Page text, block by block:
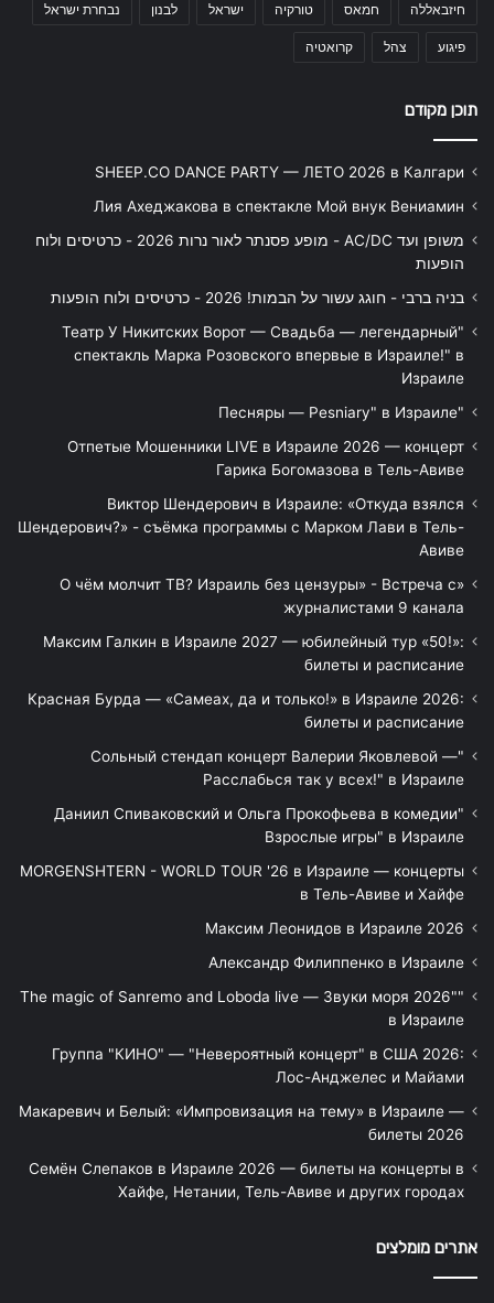
חיזבאללה חמאס טורקיה ישראל לבנון נבחרת ישראל
פיגוע צהל קרואטיה
תוכן מקודם
SHEEP.CO DANCE PARTY — ЛЕТО 2026 в Калгари
Лия Ахеджакова в спектакле Мой внук Вениамин
משופן ועד AC/DC - מופע פסנתר לאור נרות 2026 - כרטיסים ולוח
הופעות
בניה ברבי - חוגג עשור על הבמות! 2026 - כרטיסים ולוח הופעות
"Театр У Никитских Ворот — Свадьба — легендарный
спектакль Марка Розовского впервые в Израиле!" в
Израиле
"Песняры — Pesniary" в Израиле
Отпетые Мошенники LIVE в Израиле 2026 — концерт
Гарика Богомазова в Тель-Авиве
Виктор Шендерович в Израиле: «Откуда взялся
Шендерович?» - съёмка программы с Марком Лави в Тель-
Авиве
«О чём молчит ТВ? Израиль без цензуры» - Встреча с
журналистами 9 канала
Максим Галкин в Израиле 2027 — юбилейный тур «50!»:
билеты и расписание
Красная Бурда — «Самеах, да и только!» в Израиле 2026:
билеты и расписание
"Сольный стендап концерт Валерии Яковлевой —
Расслабься так у всех!" в Израиле
"Даниил Спиваковский и Ольга Прокофьева в комедии
Взрослые игры" в Израиле
MORGENSHTERN - WORLD TOUR '26 в Израиле — концерты
в Тель-Авиве и Хайфе
Максим Леонидов в Израиле 2026
Александр Филиппенко в Израиле
"The magic of Sanremo and Loboda live — Звуки моря 2026"
в Израиле
Группа "КИНО" — "Невероятный концерт" в США 2026:
Лос-Анджелес и Майами
Макаревич и Белый: «Импровизация на тему» в Израиле —
билеты 2026
Семён Слепаков в Израиле 2026 — билеты на концерты в
Хайфе, Нетании, Тель-Авиве и других городах
אתרים מומלצים